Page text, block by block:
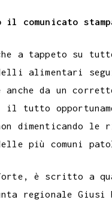
n
e
r
e
s
t
n
e
d
I
n
c
k
e
t
m
b
l
r
i
il comunicato
a tappeto su
alimentari
anche da un
il tutto
dimenticando
più comuni
è scritto a
regionale